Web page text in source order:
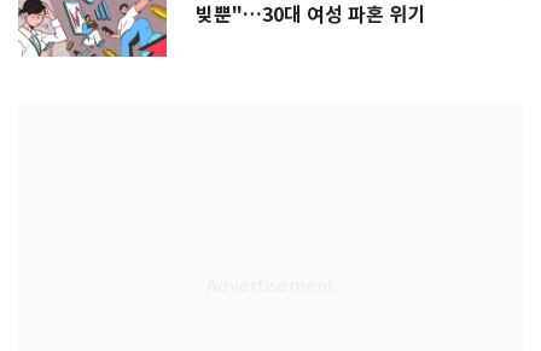
빚뿐"…30대 여성 파혼 위기